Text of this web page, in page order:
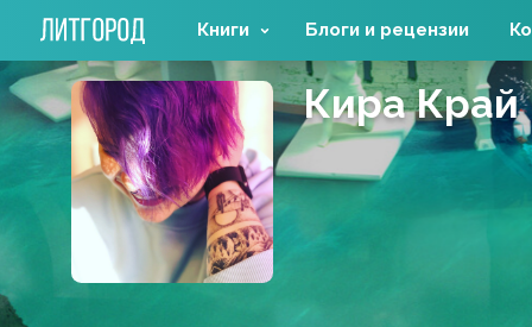
Кира Край
Книги Блоги и рецензии